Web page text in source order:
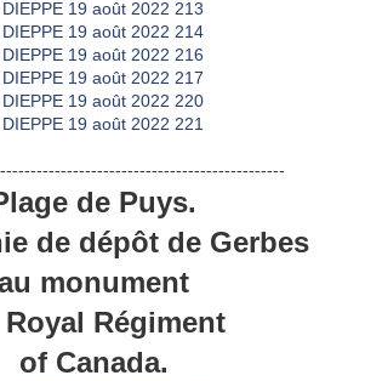
de Puys.
de dépôt de Gerbes
monument
Régiment
of Canada.